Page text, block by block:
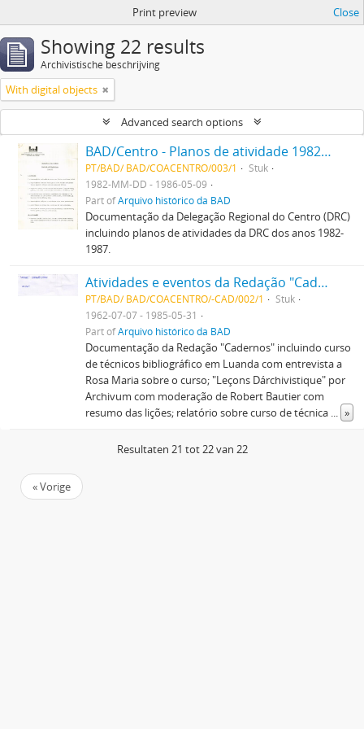
Print preview Close
Showing 22 results
Archivistische beschrijving
With digital objects
Advanced search options
BAD/Centro - Planos de atividade 1982-1987
PT/BAD/ BAD/COACENTRO/003/1
Stuk
1982-MM-DD - 1986-05-09
Part ofArquivo histórico da BAD
Documentação da Delegação Regional do Centro (DRC)
incluindo planos de atividades da DRC dos anos 1982-
1987.
Atividades e eventos da Redação "Cadernos" 1962-1985
PT/BAD/ BAD/COACENTRO/-CAD/002/1
Stuk
1962-07-07 - 1985-05-31
Part ofArquivo histórico da BAD
Documentação da Redação "Cadernos" incluindo curso
de técnicos bibliográfico em Luanda com entrevista a
Rosa Maria sobre o curso; "Leçons Dárchivistique" por
Archivum com moderação de Robert Bautier com
resumo das lições; relatório sobre curso de técnica ... »
Resultaten 21 tot 22 van 22
« Vorige